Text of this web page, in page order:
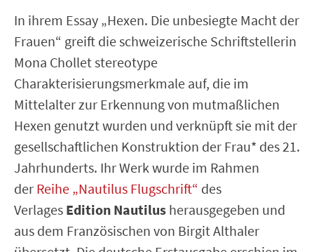
In ihrem Essay „Hexen. Die unbesiegte Macht der
Frauen“ greift die schweizerische Schriftstellerin
Mona Chollet stereotype
Charakterisierungsmerkmale auf, die im
Mittelalter zur Erkennung von mutmaßlichen
Hexen genutzt wurden und verknüpft sie mit der
gesellschaftlichen Konstruktion der Frau* des 21.
Jahrhunderts. Ihr Werk wurde im Rahmen
der Reihe „Nautilus Flugschrift“ des
Verlages Edition Nautilus herausgegeben und
aus dem Französischen von Birgit Althaler